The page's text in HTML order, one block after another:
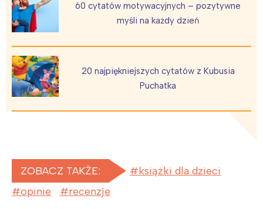
60 cytatów motywacyjnych – pozytywne
myśli na każdy dzień
20 najpiękniejszych cytatów z Kubusia
Puchatka
ZOBACZ TAKŻE:
książki dla dzieci
opinie
recenzje